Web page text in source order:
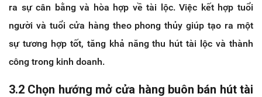
ra sự cân bằng và hòa hợp về tài lộc. Việc kết hợp tuổi
người và tuổi cửa hàng theo phong thủy giúp tạo ra một
sự tương hợp tốt, tăng khả năng thu hút tài lộc và thành
công trong kinh doanh.
3.2 Chọn hướng mở cửa hàng buôn bán hút tài